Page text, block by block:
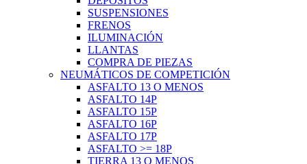
SUSPENSIONES
FRENOS
ILUMINACIÓN
LLANTAS
COMPRA DE PIEZAS
NEUMÁTICOS DE COMPETICIÓN
ASFALTO 13 O MENOS
ASFALTO 14P
ASFALTO 15P
ASFALTO 16P
ASFALTO 17P
ASFALTO >= 18P
TIERRA 13 O MENOS